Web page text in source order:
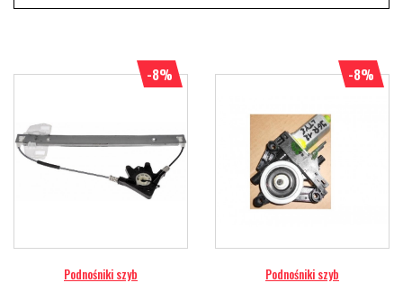
Podnośniki szyb
-8%
Podnośniki szyb
-8%